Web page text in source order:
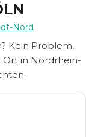
Nord
Kein Problem,
Ort in Nordrhein-